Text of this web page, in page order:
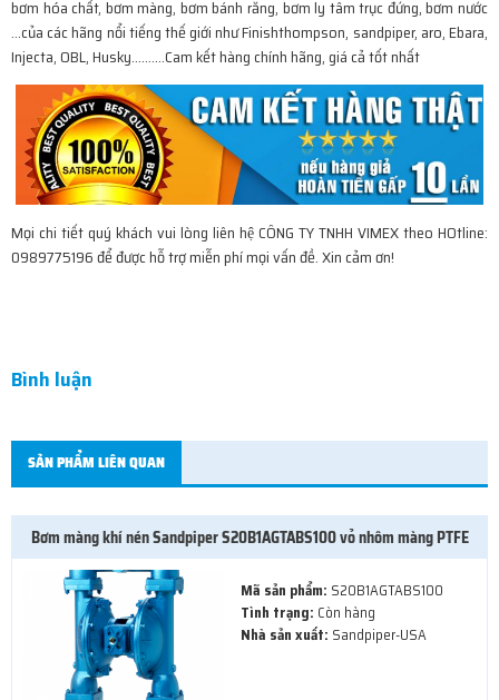
bơm hóa chất, bơm màng, bơm bánh răng, bơm ly tâm trục đứng, bơm nước
…của các hãng nổi tiếng thế giới như Finishthompson, sandpiper, aro, Ebara,
Injecta, OBL, Husky……….Cam kết hàng chính hãng, giá cả tốt nhất
Mọi chi tiết quý khách vui lòng liên hệ CÔNG TY TNHH VIMEX theo HOtline:
0989775196 để được hỗ trợ miễn phí mọi vấn đề. Xin cảm ơn!
Bình luận
SẢN PHẨM LIÊN QUAN
Bơm màng khí nén Sandpiper S20B1AGTABS100 vỏ nhôm màng PTFE
Mã sản phẩm: S20B1AGTABS100
Tình trạng: Còn hàng
Nhà sản xuất: Sandpiper-USA